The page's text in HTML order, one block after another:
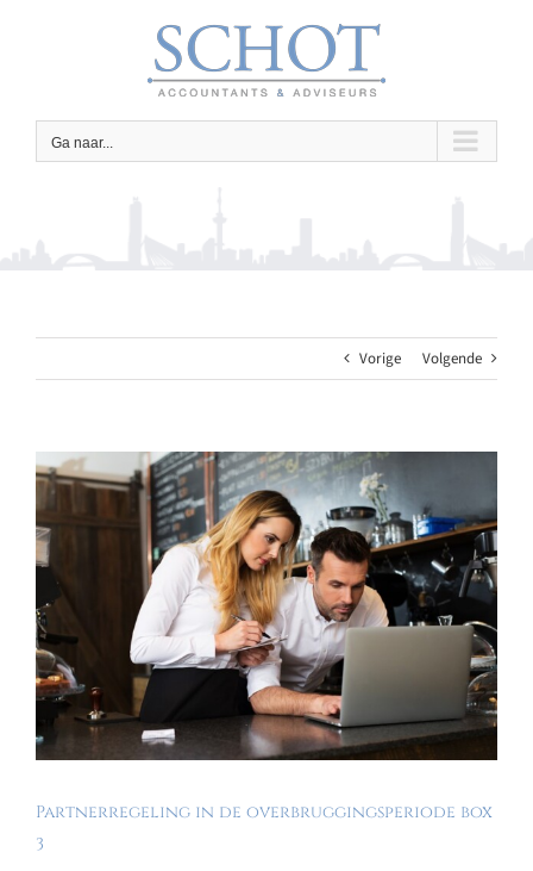
Ga naar...
Vorige Volgende
Bekijk
grotere
afbeelding
Partnerregeling in de overbruggingsperiode box
3